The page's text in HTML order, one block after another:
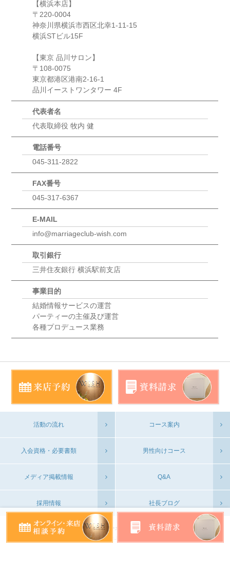
【横浜本店】
〒220-0004
神奈川県横浜市西区北幸1-11-15
横浜STビル15F
【東京 品川サロン】
〒108-0075
東京都港区港南2-16-1
品川イーストワンタワー 4F
代表者名
代表取締役 牧内 健
電話番号
045-311-2822
FAX番号
045-317-6367
E-MAIL
info@marriageclub-wish.com
取引銀行
三井住友銀行 横浜駅前支店
事業目的
結婚情報サービスの運営
パーティーの主催及び運営
各種プロデュース業務
活動の流れ コース案内
入会資格・必要書類 男性向けコース
メディア掲載情報 Q&A
採用情報 社長ブログ
会社概要 プライバシーポリシー お問い合わせ
©WISH YOKOHAMA CO.,Ltd. All Rights Reserved.